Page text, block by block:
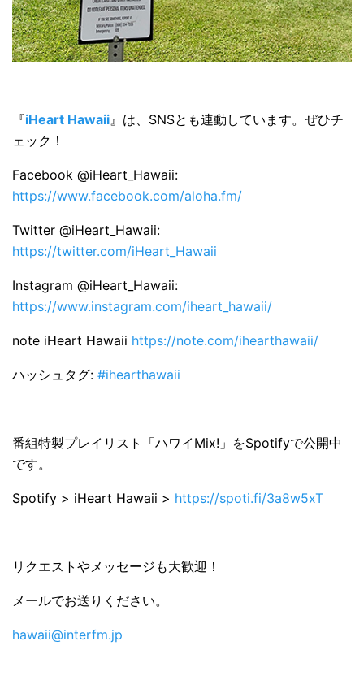
『iHeart Hawaii 』は、SNSとも連動しています。ぜひチ
ェック！
Facebook @iHeart_Hawaii:
https://www.facebook.com/aloha.fm/
Twitter @iHeart_Hawaii:
https://twitter.com/iHeart_Hawaii
Instagram @iHeart_Hawaii:
https://www.instagram.com/iheart_hawaii/
note iHeart Hawaii https://note.com/ihearthawaii/
ハッシュタグ: #ihearthawaii
番組特製プレイリスト「ハワイMix!」をSpotifyで公開中
です。
Spotify > iHeart Hawaii > https://spoti.fi/3a8w5xT
リクエストやメッセージも大歓迎！
メールでお送りください。
hawaii@interfm.jp